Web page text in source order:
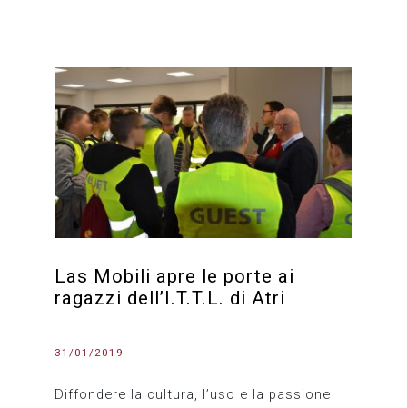
Las Mobili apre le porte ai
ragazzi dell’I.T.T.L. di Atri
31/01/2019
Diffondere la cultura, l’uso e la passione